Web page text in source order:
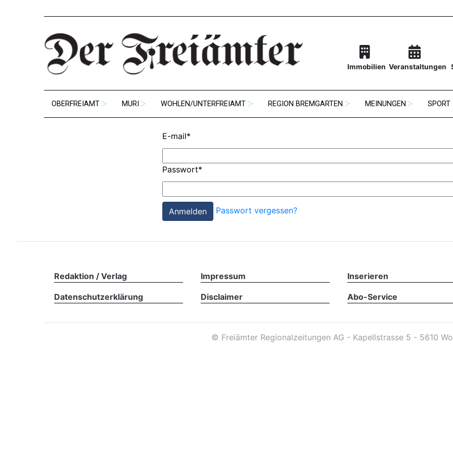
Immobilien Veranstaltungen
OBERFREIAMT MURI WOHLEN/UNTERFREIAMT REGION BREMGARTEN MEINUNGEN SPORT
E-mail*
Passwort*
Passwort vergessen?
Redaktion / Verlag Impressum Inserieren
Datenschutzerklärung Disclaimer Abo-Service
© Freiämter Regionalzeitungen AG - Kapellstrasse 5 - 5610